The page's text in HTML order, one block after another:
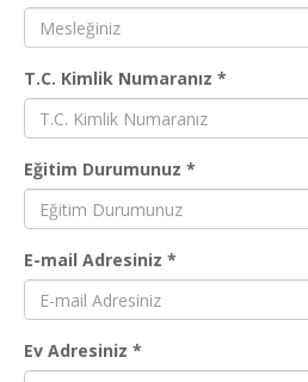
T.C. Kimlik Numaranız *
Eğitim Durumunuz *
E-mail Adresiniz *
Ev Adresiniz *